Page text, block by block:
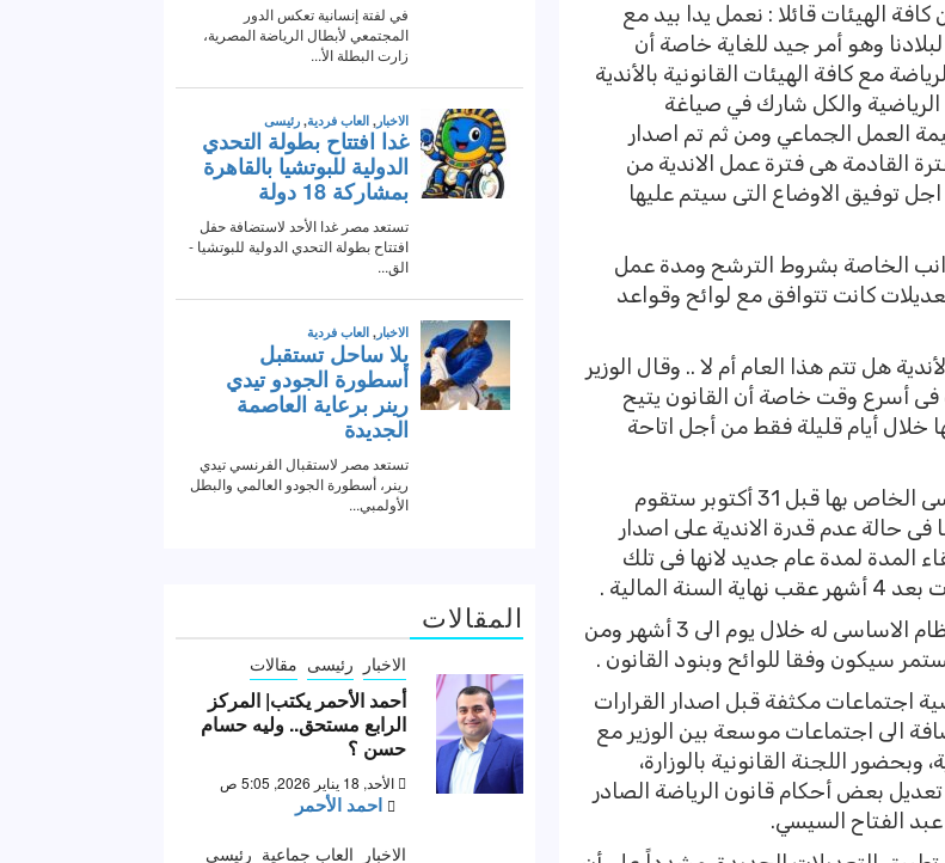
الهيئات قائلا : نعمل يدا بيد مع
لبلادنا وهو أمر جيد للغاية خاصة أن
مع كافة الهيئات القانونية بالأندية
الرياضية والكل شارك في صياغة
العمل الجماعي ومن ثم تم اصدار
القادمة هى فترة عمل الاندية من
توفيق الاوضاع التى سيتم عليها
الخاصة بشروط الترشح ومدة عمل
كانت تتوافق مع لوائح وقواعد
هل تتم هذا العام أم لا .. وقال الوزير
فى أسرع وقت خاصة أن القانون يتيح
الوزارة أنجزتها خلال أيام قليلة فقط من أجل اتاحة
وأشار الى الأندية التى ستقوم باصدار لائحة النظام الاساسى الخاص بها قبل 31 أكتوبر ستقوم
حالة عدم قدرة الاندية على اصدار
بها قبل 31 أكتوبر سيتم بقاء المدة لمدة عام جديد لانها فى تلك
.
وأوضح الوزير أنه يحق لكل ناد وكل هيئة اصدار لائحة النظام الاساسى له خلال يوم الى 3 أشهر ومن
سيكون وفقا للوائح وبنود القانون .
اجتماعات مكثفة قبل اصدار القرارات
الى اجتماعات موسعة بين الوزير مع
اللجنة القانونية بالوزارة،
تنفيذ القانون رقم 171 لسنة 2025 بشأن تعديل بعض أحكام قانون الرياضة الصادر
المقالات
الاخبار رئيسى مقالات
أحمد الأحمر يكتب| المركز
الرابع مستحق.. وليه حسام
حسن ؟
الأحد, 18 يناير 2026, 5:05 ص
احمد الأحمر
الاخبار العاب جماعية رئيسى